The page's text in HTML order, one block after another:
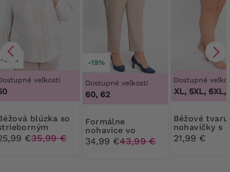
-30%
veľkosti
so
€35,99 €
-19%
Dostupné veľkosti
60, 62
Formálne
nohavice vo
svetlobéžovej
farbe
34,99 €43,99 €
Dostupné
3XL, 4XL, 5XL, 6XL,
Béžové tvarujúce
nohavičky s
kvetinovou
21,99 €